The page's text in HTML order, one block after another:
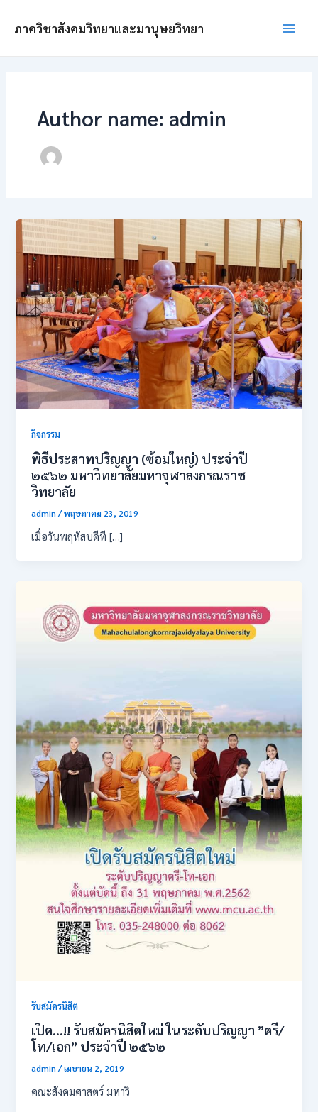
ภาควิชาสังคมวิทยาและมานุษยวิทยา
Author name: admin
กิจกรรม
พิธี​ประสาท​ปริญญา​ (ซ้อมใหญ่)​ ประจำปี​
๒๕๖๒​ มหา​วิทยาลัย​มหา​จุฬา​ลง​ก​รณ​ราช​
วิทยาลัย​
admin/พฤษภาคม 23, 2019
เมื่อวัน​พฤหัสบดี​ที […]
รับสมัครนิสิต
เปิด…!! รับสมัครนิสิตใหม่ ในระดับปริญญา ”ตรี/
โท/เอก” ประจำปี ๒๕๖๒
admin/เมษายน 2, 2019
คณะสังคมศาสตร์ มหาวิ
pagination